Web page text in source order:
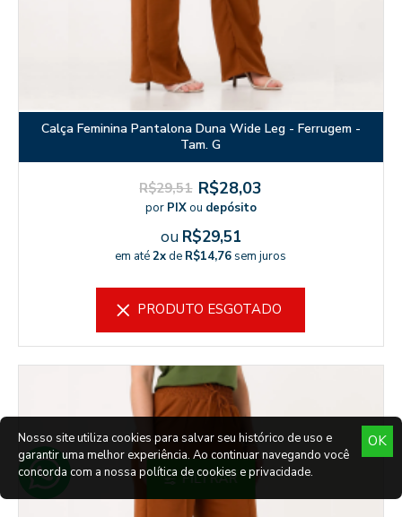
Calça Feminina Pantalona Duna Wide Leg - Ferrugem -
Tam. G
R$29,51 R$28,03
por PIXou depósito
ou R$29,51
em até2xde R$14,76 sem juros
PRODUTO ESGOTADO
OK
Nosso site utiliza cookies para salvar seu histórico de uso e
garantir uma melhor experiência. Ao continuar navegando você
concorda com a nossa política de cookies e privacidade.
FILTRAR